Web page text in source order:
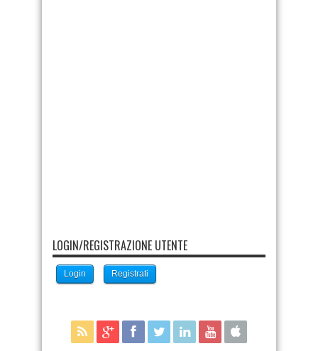
LOGIN/REGISTRAZIONE UTENTE
Login Registrati